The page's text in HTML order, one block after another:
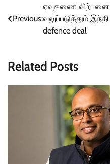
navigation
Previous:
ஏவுகணை
வலுப்படுத்தும்
defence deal
Related Posts